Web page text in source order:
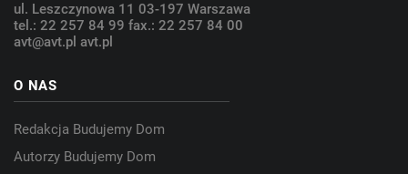
ul. Leszczynowa 11 03-197 Warszawa
tel.: 22 257 84 99 fax.: 22 257 84 00
avt@avt.pl avt.pl
O NAS
Redakcja Budujemy Dom
Autorzy Budujemy Dom